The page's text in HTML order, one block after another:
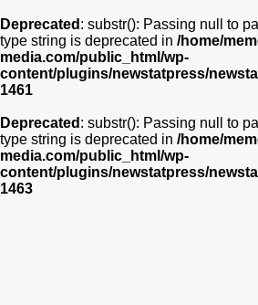
Deprecated : substr(): Passing null to
type string is deprecated in /home/
media.com/public_html/wp-
content/plugins/newstatpress/
1461
Deprecated : substr(): Passing null to
type string is deprecated in /home/
media.com/public_html/wp-
content/plugins/newstatpress/
1463